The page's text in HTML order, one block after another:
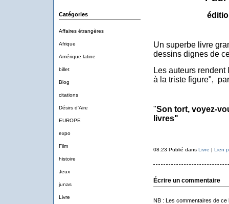
Catégories
Affaires étrangères
Afrique
Amérique latine
billet
Blog
citations
Désirs d'Aire
EUROPE
expo
Film
histoire
Jeux
junas
Livre
Un superbe livre
dessins dignes de
Les auteurs
à la triste figure",
"Son tort, voyez-
livres"
08:23 Publié dans Livre | Lien
Écrire un commentaire
NB : Les commentaires de ce